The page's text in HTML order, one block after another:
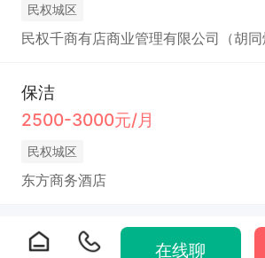
民权城区
民权千商有店商业管理有限公司（胡
保洁
2500-3000元/月
民权城区
东方商务酒店
在线聊